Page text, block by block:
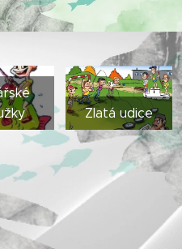
Zlatá udice